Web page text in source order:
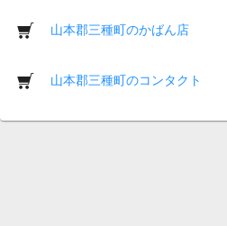
山本郡三種町のかばん店
山本郡三種町のコンタクト